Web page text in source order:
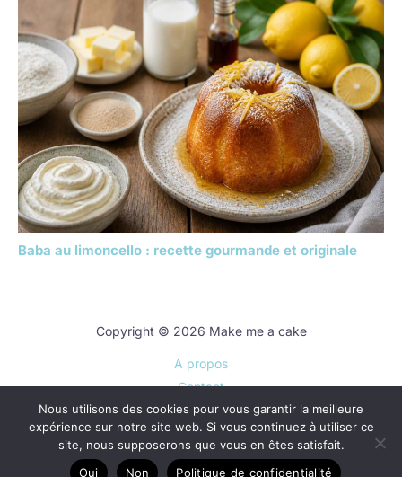
Baba au limoncello : recette gourmande et originale
Copyright © 2026 Make me a cake
A propos
Contact
Plan du site
Mentions légales
Politique de confidentialité
Nous utilisons des cookies pour vous garantir la meilleure
expérience sur notre site web. Si vous continuez à utiliser ce
site, nous supposerons que vous en êtes satisfait.
Oui
Non Politique de confidentialité